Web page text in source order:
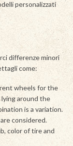
personalizzati
differenze minori
come:
wheels for the
lying around the
is a variation.
considered.
color of tire and